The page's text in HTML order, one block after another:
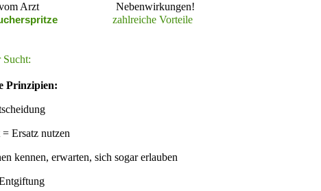
vom Arzt Nebenwirkungen!
zahlreiche Vorteile
Sucht:
Prinzipien:
= Ersatz nutzen
kennen, erwarten, sich sogar erlauben